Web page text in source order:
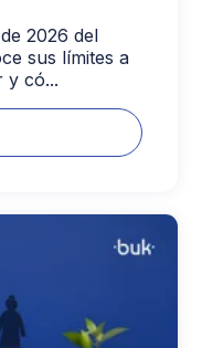
2026 del
sus límites a
y có...